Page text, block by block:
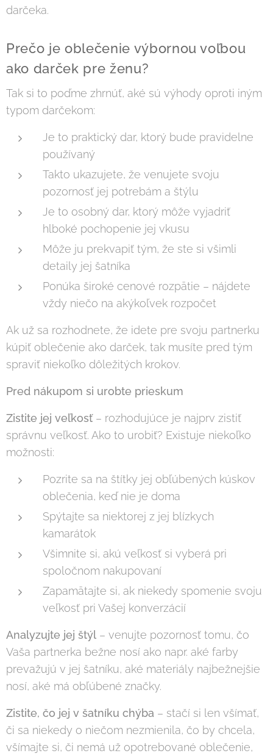
darčeka.
Prečo je oblečenie výbornou voľbou
ako darček pre ženu?
Tak si to poďme zhrnúť, aké sú výhody oproti iným
typom darčekom:
Je to praktický dar, ktorý bude pravidelne
používaný
Takto ukazujete, že venujete svoju
pozornosť jej potrebám a štýlu
Je to osobný dar, ktorý môže vyjadriť
hlboké pochopenie jej vkusu
Môže ju prekvapiť tým, že ste si všimli
detaily jej šatníka
Ponúka široké cenové rozpätie – nájdete
vždy niečo na akýkoľvek rozpočet
Ak už sa rozhodnete, že idete pre svoju partnerku
kúpiť oblečenie ako darček, tak musíte pred tým
spraviť niekoľko dôležitých krokov.
Pred nákupom si urobte prieskum
Zistite jej veľkosť– rozhodujúce je najprv zistiť
správnu veľkosť. Ako to urobiť? Existuje niekoľko
možnosti:
Pozrite sa na štítky jej obľúbených kúskov
oblečenia, keď nie je doma
Spýtajte sa niektorej z jej blízkych
kamarátok
Všimnite si, akú veľkosť si vyberá pri
spoločnom nakupovaní
Zapamätajte si, ak niekedy spomenie svoju
veľkosť pri Vašej konverzácií
Analyzujte jej štýl – venujte pozornosť tomu, čo
Vaša partnerka bežne nosí ako napr. aké farby
prevažujú v jej šatníku, aké materiály najbežnejšie
nosí, aké má obľúbené značky.
Zistite, čo jej v šatníku chýba – stačí si len všímať,
či sa niekedy o niečom nezmienila, čo by chcela,
všímajte si, či nemá už opotrebované oblečenie,